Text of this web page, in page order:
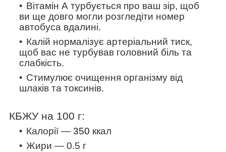
Вітамін А турбується про ваш зір, щоб
ви ще довго могли розгледіти номер
автобуса вдалині.
Калій нормалізує артеріальний тиск,
щоб вас не турбував головний біль та
слабкість.
Стимулює очищення організму від
шлаків та токсинів.
КБЖУ на 100 г:
Калорії — 350 ккал
Жири — 0.5 г